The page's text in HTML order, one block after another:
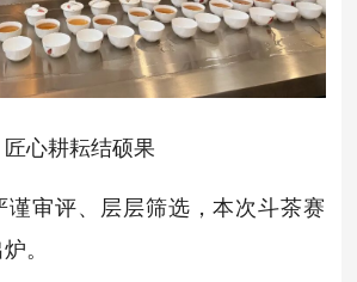
心耕耘结硕果
谨审评、层层筛选，本次斗茶赛
。